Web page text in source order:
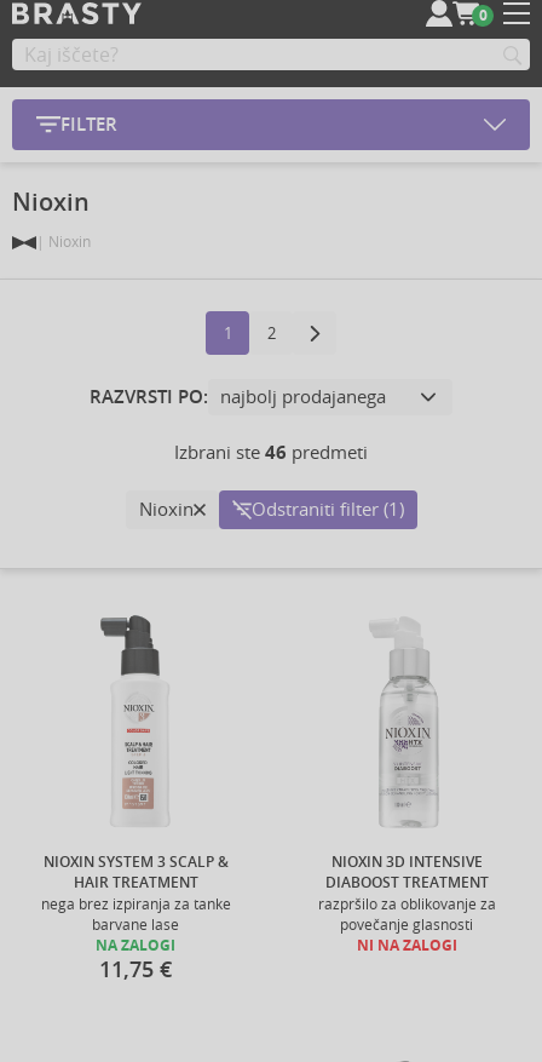
0
FILTER
Nioxin
Nioxin
1 2
RAZVRSTI PO:
Izbrani ste 46 predmeti
Nioxin Odstraniti filter (1)
NIOXIN SYSTEM 3 SCALP &
HAIR TREATMENT
nega brez izpiranja za tanke
barvane lase
NA ZALOGI
11,75 €
NIOXIN 3D INTENSIVE
DIABOOST TREATMENT
razpršilo za oblikovanje za
povečanje glasnosti
NI NA ZALOGI